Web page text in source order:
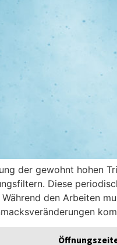
der gewohnt hohen
Diese
den Arbeiten